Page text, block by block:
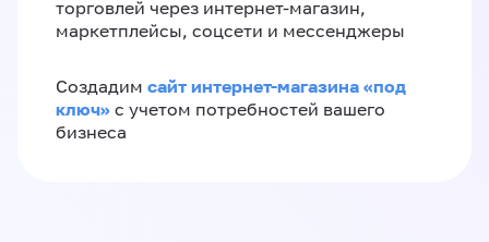
торговлей через интернет-магазин,
маркетплейсы, соцсети и мессенджеры
Создадим сайт интернет-магазина «под
ключ» с учетом потребностей вашего
бизнеса